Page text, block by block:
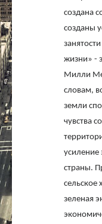
создана
созданы
жизни» -
Милли
словам,
земли
чувства
усиление
страны.
сельское
зеленая